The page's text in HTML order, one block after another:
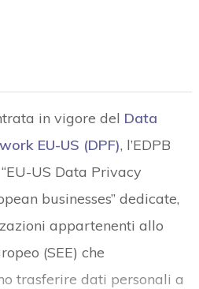
in vigore del Data
EU-US (DPF), l’EDPB
“EU-US Data Privacy
businesses” dedicate,
appartenenti allo
(SEE) che
trasferire dati personali a